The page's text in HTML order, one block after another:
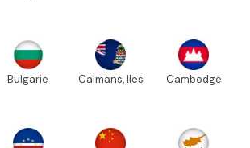
Bulgarie Caïmans, Iles Cambodge